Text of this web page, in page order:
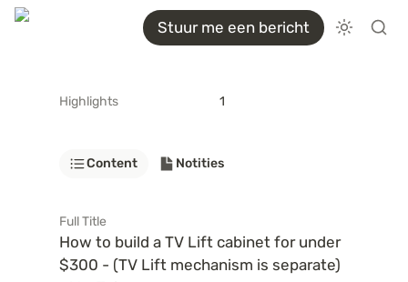
Stuur me een bericht
Highlights 1
Content Notities
Full Title
How to build a TV Lift cabinet for under
$300 - (TV Lift mechanism is separate)